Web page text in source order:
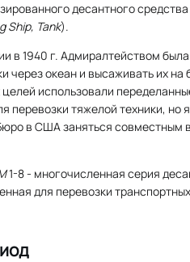
десантного
Ship, Tank).
в 1940 г. Адмиралтейством
через океан и высаживать их
использовали
перевозки тяжелой техники,
в США заняться совместным
1-8 - многочисленная серия
для перевозки